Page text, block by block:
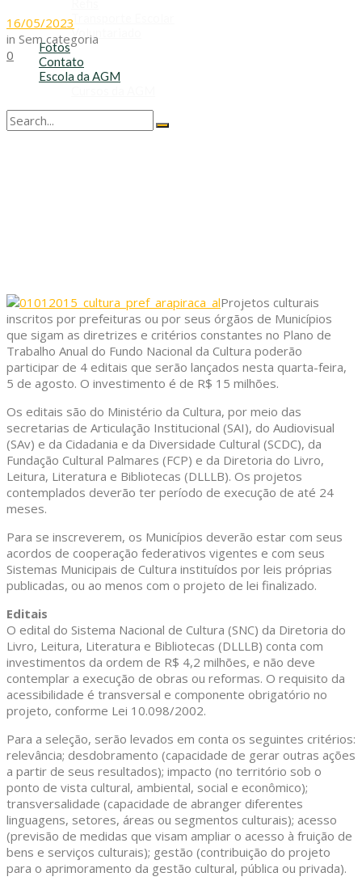
Transporte Escolar
Voluntariado
Fotos
Contato
Escola da AGM
16/05/2023
in Sem categoria
0
Projetos culturais
inscritos por prefeituras ou por seus órgãos de Municípios
que sigam as diretrizes e critérios constantes no Plano de
Trabalho Anual do Fundo Nacional da Cultura poderão
participar de 4 editais que serão lançados nesta quarta-feira,
5 de agosto. O investimento é de R$ 15 milhões.
Os editais são do Ministério da Cultura, por meio das
secretarias de Articulação Institucional (SAI), do Audiovisual
(SAv) e da Cidadania e da Diversidade Cultural (SCDC), da
Fundação Cultural Palmares (FCP) e da Diretoria do Livro,
Leitura, Literatura e Bibliotecas (DLLLB). Os projetos
contemplados deverão ter período de execução de até 24
meses.
Para se inscreverem, os Municípios deverão estar com seus
acordos de cooperação federativos vigentes e com seus
Sistemas Municipais de Cultura instituídos por leis próprias
publicadas, ou ao menos com o projeto de lei finalizado.
Editais
O edital do Sistema Nacional de Cultura (SNC) da Diretoria do
Livro, Leitura, Literatura e Bibliotecas (DLLLB) conta com
investimentos da ordem de R$ 4,2 milhões, e não deve
contemplar a execução de obras ou reformas. O requisito da
acessibilidade é transversal e componente obrigatório no
projeto, conforme Lei 10.098/2002.
Para a seleção, serão levados em conta os seguintes critérios:
relevância; desdobramento (capacidade de gerar outras ações
a partir de seus resultados); impacto (no território sob o
ponto de vista cultural, ambiental, social e econômico);
transversalidade (capacidade de abranger diferentes
linguagens, setores, áreas ou segmentos culturais); acesso
(previsão de medidas que visam ampliar o acesso à fruição de
bens e serviços culturais); gestão (contribuição do projeto
para o aprimoramento da gestão cultural, pública ou privada).